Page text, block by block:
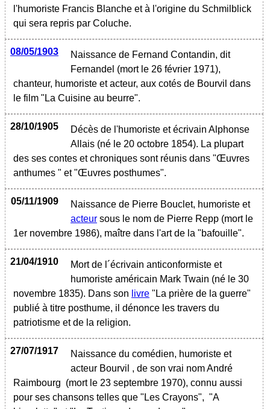
l'humoriste Francis Blanche et à l'origine du Schmilblick
qui sera repris par Coluche.
08/05/1903
Naissance de Fernand Contandin, dit
Fernandel (mort le 26 février 1971),
chanteur, humoriste et acteur, aux cotés de Bourvil dans
le film "La Cuisine au beurre".
28/10/1905
Décès de l'humoriste et écrivain Alphonse
Allais (né le 20 octobre 1854). La plupart
des ses contes et chroniques sont réunis dans "Œuvres
anthumes " et "Œuvres posthumes".
05/11/1909
Naissance de Pierre Bouclet, humoriste et
acteur sous le nom de Pierre Repp (mort le
1er novembre 1986), maître dans l'art de la "bafouille".
21/04/1910
Mort de l´écrivain anticonformiste et
humoriste américain Mark Twain (né le 30
novembre 1835). Dans son livre "La prière de la guerre"
publié à titre posthume, il dénonce les travers du
patriotisme et de la religion.
27/07/1917
Naissance du comédien, humoriste et
acteur Bourvil , de son vrai nom André
Raimbourg (mort le 23 septembre 1970), connu aussi
pour ses chansons telles que "Les Crayons", "A